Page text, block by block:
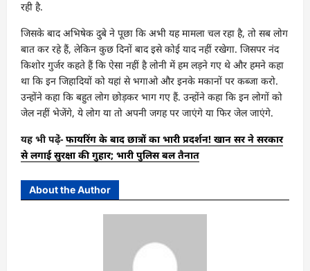
रही है.
जिसके बाद अभिषेक दुबे ने पूछा कि अभी यह मामला चल रहा है, तो सब लोग
बात कर रहे हैं, लेकिन कुछ दिनों बाद इसे कोई याद नहीं रखेगा. जिसपर नंद
किशोर गुर्जर कहते हैं कि ऐसा नहीं है लोनी में हम लड़ने गए थे और हमने कहा
था कि इन जिहादियों को यहां से भगाओ और इनके मकानों पर कब्जा करो.
उन्होंने कहा कि बहुत लोग छोड़कर भाग गए हैं. उन्होंने कहा कि इन लोगों को
जेल नहीं भेजेंगे, ये लोग या तो अपनी जगह पर जाएंगे या फिर जेल जाएंगे.
यह भी पढे़ं- फायरिंग के बाद छात्रों का भारी प्रदर्शन! खान सर ने सरकार
से लगाई सुरक्षा की गुहार; भारी पुलिस बल तैनात
About the Author